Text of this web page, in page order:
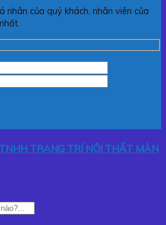
nhân của quý khách, nhân viên của
TRANG TRÍ NỘI THẤT MÀN